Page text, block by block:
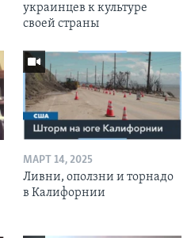
украинцев к культуре
своей страны
МАРТ 14, 2025
Ливни, оползни и торнадо
в Калифорнии